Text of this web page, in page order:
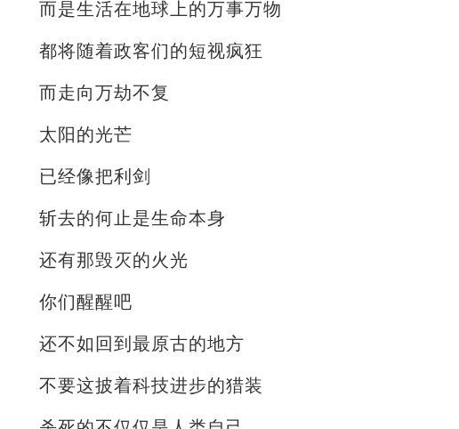
而是生活在地球上的万事万物
都将随着政客们的短视疯狂
而走向万劫不复
太阳的光芒
已经像把利剑
斩去的何止是生命本身
还有那毁灭的火光
你们醒醒吧
还不如回到最原古的地方
不要这披着科技进步的猎装